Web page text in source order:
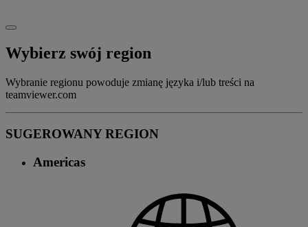
Wybierz swój region
Wybranie regionu powoduje zmianę języka i/lub treści na
teamviewer.com
SUGEROWANY REGION
Americas